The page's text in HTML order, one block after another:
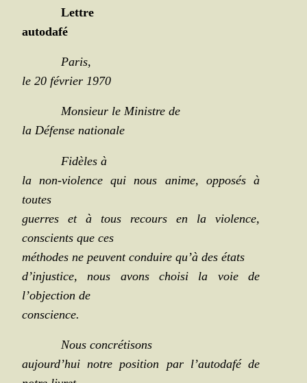
Lettre
autodafé
Paris,
le 20 février 1970
Mon­sieur le Ministre de
la Défense nationale
Fidèles à
la non-vio­lence qui nous anime, oppo­sés à
toutes
guerres et à tous recours en la vio­lence,
conscients que ces
méthodes ne peuvent conduire qu’à des états
d’injustice, nous avons choi­si la voie de
l’objection de
conscience.
Nous concré­ti­sons
aujourd’hui notre posi­tion par l’autodafé de